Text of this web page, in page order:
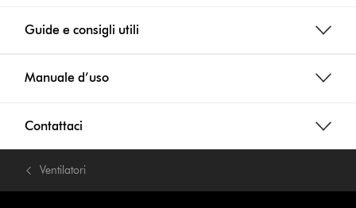
Guide e consigli utili
Manuale d’uso
Contattaci
Ventilatori